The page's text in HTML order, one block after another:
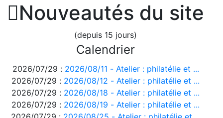
Nouveautés du site
(depuis 15 jours)
Calendrier
2026/07/29 : 2026/08/11 - Atelier : philatélie et ...
2026/07/29 : 2026/08/12 - Atelier : philatélie et ...
2026/07/29 : 2026/08/18 - Atelier : philatélie et ...
2026/07/29 : 2026/08/19 - Atelier : philatélie et ...